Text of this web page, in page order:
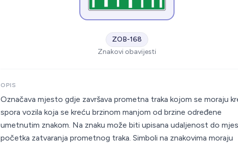
ZOB-168
Znakovi obavijesti
OPIS
Označava mjesto gdje završava prometna traka kojom se moraju
spora vozila koja se kreću brzinom manjom od brzine određene
umetnutim znakom. Na znaku može biti upisana udaljenost do
početka zatvaranja prometnog traka. Simboli na znakovima moraju